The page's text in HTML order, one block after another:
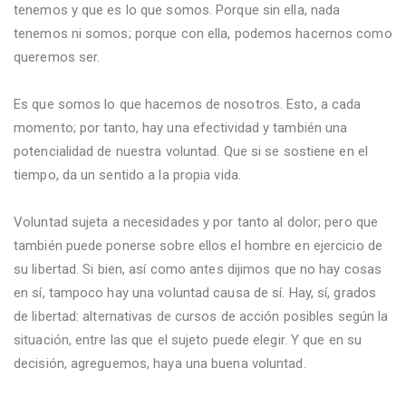
tenemos y que es lo que somos. Porque sin ella, nada
tenemos ni somos; porque con ella, podemos hacernos como
queremos ser.
Es que somos lo que hacemos de nosotros. Esto, a cada
momento; por tanto, hay una efectividad y también una
potencialidad de nuestra voluntad. Que si se sostiene en el
tiempo, da un sentido a la propia vida.
Voluntad sujeta a necesidades y por tanto al dolor; pero que
también puede ponerse sobre ellos el hombre en ejercicio de
su libertad. Si bien, así como antes dijimos que no hay cosas
en sí, tampoco hay una voluntad causa de sí. Hay, sí, grados
de libertad: alternativas de cursos de acción posibles según la
situación, entre las que el sujeto puede elegir. Y que en su
decisión, agreguemos, haya una buena voluntad.